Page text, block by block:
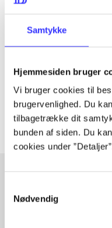
Samtykke
Hjemmesiden bruger
Vi bruger cookies til
brugervenlighed. Du
tilbagetrække dit
bunden af siden. Du
cookies under
Nødvendig
Artiklen er en del af
Tidsskrift
Artiklerne i handler
Artikler med